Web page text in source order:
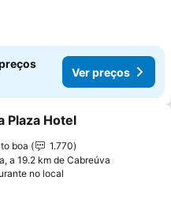
Ver preços
aos favoritos
Plaza Hotel
boa
1.770
a 19.2 km de Cabreúva
no local